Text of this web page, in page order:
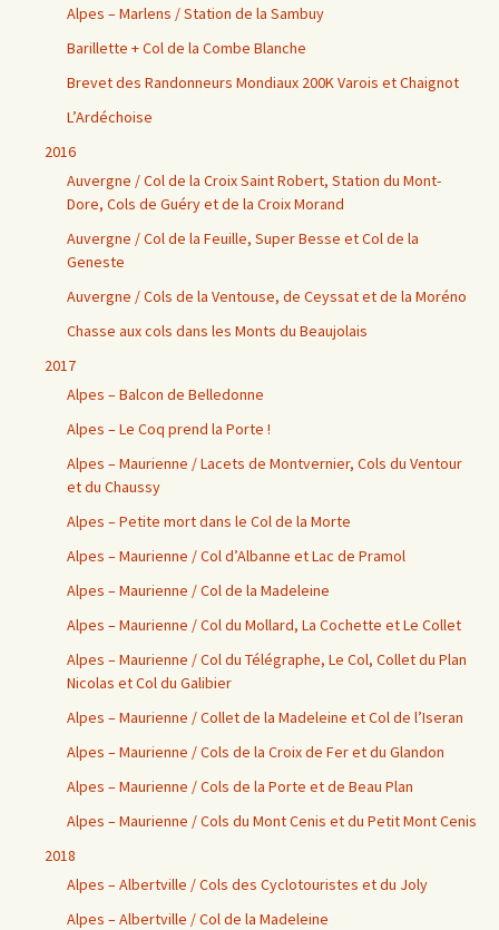
Alpes – Marlens / Station de la Sambuy
Barillette + Col de la Combe Blanche
Brevet des Randonneurs Mondiaux 200K Varois et Chaignot
L’Ardéchoise
2016
Auvergne / Col de la Croix Saint Robert, Station du Mont-
Dore, Cols de Guéry et de la Croix Morand
Auvergne / Col de la Feuille, Super Besse et Col de la
Geneste
Auvergne / Cols de la Ventouse, de Ceyssat et de la Moréno
Chasse aux cols dans les Monts du Beaujolais
2017
Alpes – Balcon de Belledonne
Alpes – Le Coq prend la Porte !
Alpes – Maurienne / Lacets de Montvernier, Cols du Ventour
et du Chaussy
Alpes – Petite mort dans le Col de la Morte
Alpes – Maurienne / Col d’Albanne et Lac de Pramol
Alpes – Maurienne / Col de la Madeleine
Alpes – Maurienne / Col du Mollard, La Cochette et Le Collet
Alpes – Maurienne / Col du Télégraphe, Le Col, Collet du Plan
Nicolas et Col du Galibier
Alpes – Maurienne / Collet de la Madeleine et Col de l’Iseran
Alpes – Maurienne / Cols de la Croix de Fer et du Glandon
Alpes – Maurienne / Cols de la Porte et de Beau Plan
Alpes – Maurienne / Cols du Mont Cenis et du Petit Mont Cenis
2018
Alpes – Albertville / Cols des Cyclotouristes et du Joly
Alpes – Albertville / Col de la Madeleine